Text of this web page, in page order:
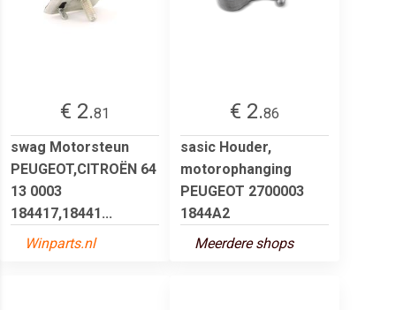
€ 2.81
swag Motorsteun
PEUGEOT,CITROËN 64
13 0003
184417,18441...
Winparts.nl
€ 2.86
sasic Houder,
motorophanging
PEUGEOT 2700003
1844A2
Meerdere shops